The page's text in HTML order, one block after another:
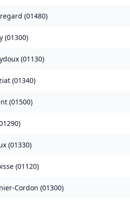
(01480)
(01300)
(01130)
(01340)
(01500)
)
(01330)
(01120)
Cordon (01300)